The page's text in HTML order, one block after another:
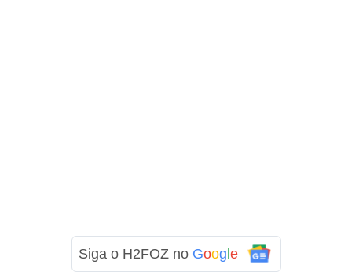
Siga o H2FOZ no Google